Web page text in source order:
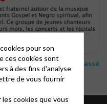
Non classé
pour son
ces cookies sont
à des fins d'analyse
de vous fournir
cookies que vous